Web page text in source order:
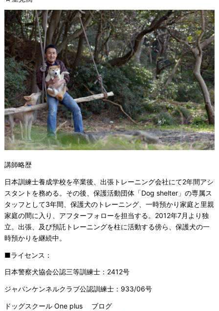
講師略歴
日本訓練士養成学校を卒業後、出張トレーニング会社にて2年間アシ
スタントを務める。その後、保護活動団体「Dog shelter」の専属ス
タッフとして3年間、保護犬のトレーニング、一時預かり家庭と里親
家庭の間に入り、アフターフォローを担当する。2012年7月より独
立。出張、及び預託トレーニングを柱に活動する傍ら、保護犬の一
時預かりを継続中。
■ライセンス：
日本警察犬協会公認三等訓練士：2412号
ジャパンケンネルクラブ公認訓練士：933/06号
ドッグスクール One plus ブログ